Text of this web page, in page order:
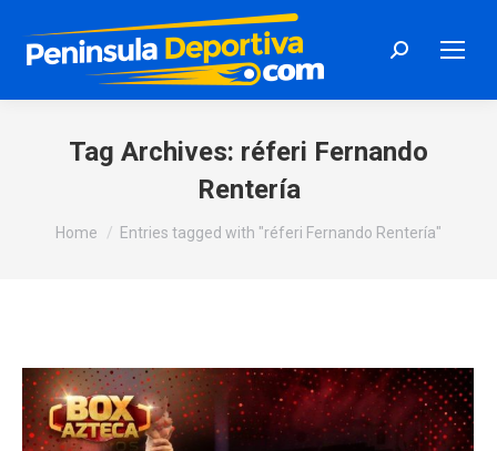
Search:
Tag Archives: réferi Fernando
Rentería
You are here:
Home Entries tagged with "réferi Fernando Rentería"